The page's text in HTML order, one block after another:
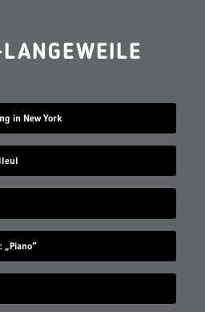
in New York